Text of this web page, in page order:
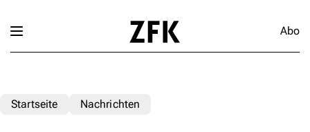
Abo
Startseite Nachrichten